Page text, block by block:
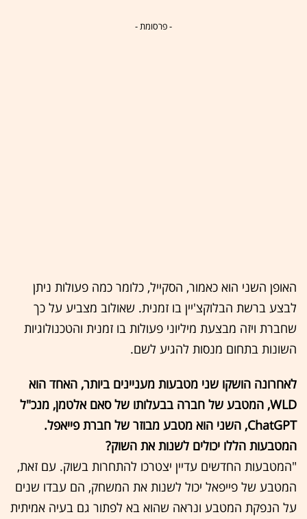
- פרסומת -
האופן השני הוא כאמור, הסקייל, כלומר כמה פעולות ניתן
לבצע ברשת הבלוקצ'יין בו זמנית. שאולוב מצביע על כך
שחברת ויזה מבצעת מיליוני פעולות בו זמנית והטכנולוגיות
השונות בתחום מנסות להגיע לשם.
לאחרונה הושקו שני מטבעות מעניינים ביותר, האחד הוא
WLD, המטבע של חברה בבעלותו של סאם אלטמן, מנכ"ל
ChatGPT, השני הוא מטבע מבוזר של חברת פייאפל.
המטבעות הללו יכולים לשנות את השוק?
"המטבעות החדשים עדיין יצטרכו להתחרות בשוק. עם זאת,
המטבע של פייפאל יכול לשנות את המשחק, הם עבדו שנים
על הנפקת המטבע ונראה שהוא בא לפתור גם בעיה אמיתית